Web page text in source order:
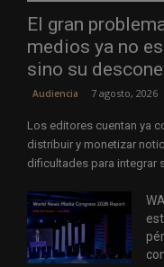
El gran
medios ya no
sino su
Audiencia 7 agosto, 2026
Los editores cuentan ya
distribuir y monetizar
dificultades para integrar